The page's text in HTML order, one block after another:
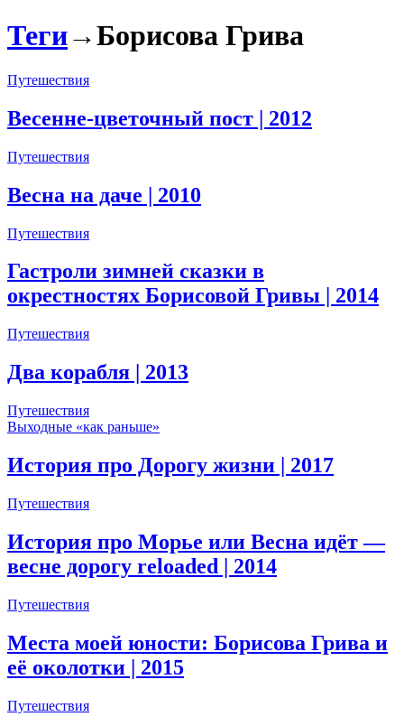
Теги→Борисова Грива
Путешествия
Весенне-цветочный пост | 2012
Путешествия
Весна на даче | 2010
Путешествия
Гастроли зимней сказки в
окрестностях Борисовой Гривы | 2014
Путешествия
Два корабля | 2013
Путешествия
Выходные «как раньше»
История про Дорогу жизни | 2017
Путешествия
История про Морье или Весна идёт —
весне дорогу reloaded | 2014
Путешествия
Места моей юности: Борисова Грива и
её околотки | 2015
Путешествия